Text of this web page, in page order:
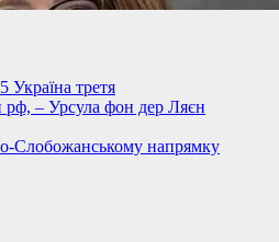
Україна третя
рф, – Урсула фон дер Ляєн
Слобожанському напрямку